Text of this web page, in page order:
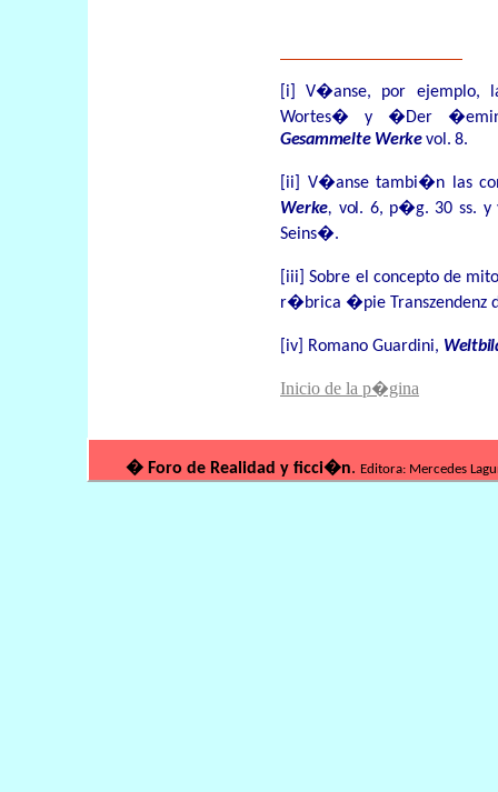
[i] V�anse, por ejemplo,
Wortes� y �Der
Gesammelte Werke vol. 8.
[ii] V�anse tambi�n las
Werke, vol. 6, p�g. 30 ss.
Seins�.
[iii] Sobre el conceptode
r�brica �pie
[iv] Romano Guardini,
Inicio de la p�gina
� Foro de Rea lidad y ficci�n. Editora: Mercedes